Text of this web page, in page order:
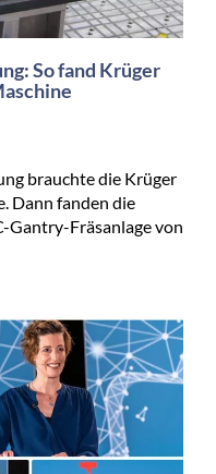
So fand Krüger
brauchte die Krüger
Dann fanden die
Gantry-Fräsanlage von